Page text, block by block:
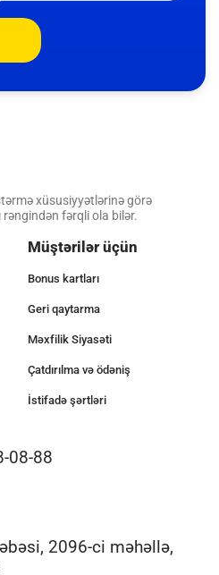
xüsusiyyətlərinə görə
fərqli ola bilər.
Müştərilər üçün
Bonus kartları
Geri qaytarma
Məxfilik Siyasəti
Çatdırılma və ödəniş
İstifadə şərtləri
08-88
2096-ci məhəllə,